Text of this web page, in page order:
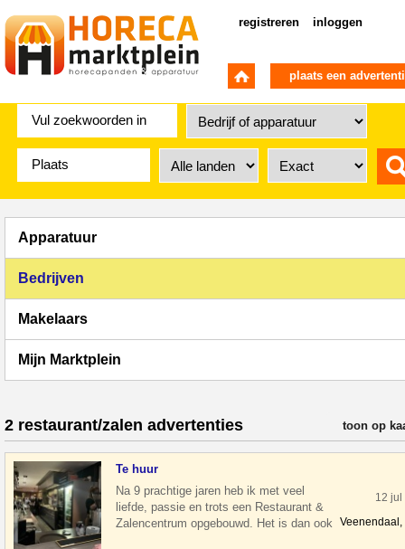
registreren inloggen
plaats een
Apparatuur
Bedrijven
Makelaars
Mijn Marktplein
2 restaurant/zalen advertenties verfijn
toon op
Te huur
Na 9 prachtige jaren heb ik met veel
liefde, passie en trots een Restaurant &
Zalencentrum opgebouwd. Het is dan ook
12 jul
Veenendaal,